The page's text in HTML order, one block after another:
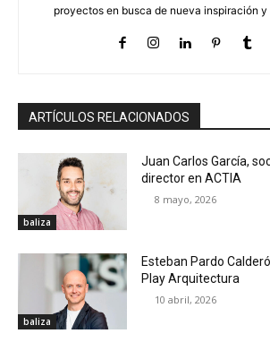
proyectos en busca de nueva inspiración
ARTÍCULOS RELACIONADOS
baliza
Juan Carlos García,
director en ACTIA
8 mayo, 2026
baliza
Esteban Pardo
Play Arquitectura
10 abril, 2026